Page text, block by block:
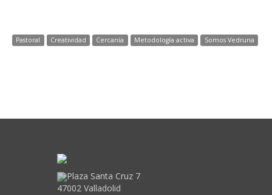
Pastoral Creatividad Cercanía Metodología activa Somos Vedruna
Plaza Santa Cruz 7
47002 Valladolid